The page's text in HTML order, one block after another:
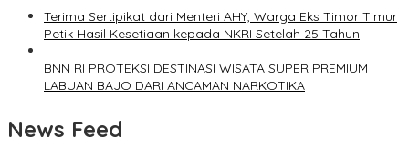
Terima Sertipikat dari Menteri AHY, Warga Eks Timor Timur
Petik Hasil Kesetiaan kepada NKRI Setelah 25 Tahun
BNN RI PROTEKSI DESTINASI WISATA SUPER PREMIUM
LABUAN BAJO DARI ANCAMAN NARKOTIKA
News Feed